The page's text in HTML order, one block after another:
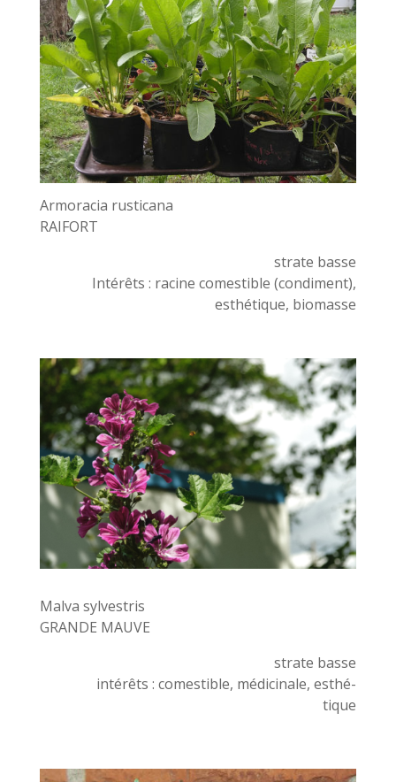
Armoracia rusticana
RAIFORT
strate basse
Intérêts : racine comestible (condiment),
esthétique, biomasse
Malva sylvestris
GRANDE MAUVE
strate basse
intérêts : comestible, médicinale, esthé-
tique